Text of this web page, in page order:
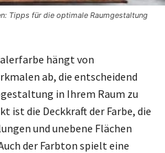
Tipps für die optimale Raumgestaltung
hängt von
ab, die entscheidend
in Ihrem Raum zu
ist die Deckkraft der Farbe, die
und unebene Flächen
der Farbton spielt eine